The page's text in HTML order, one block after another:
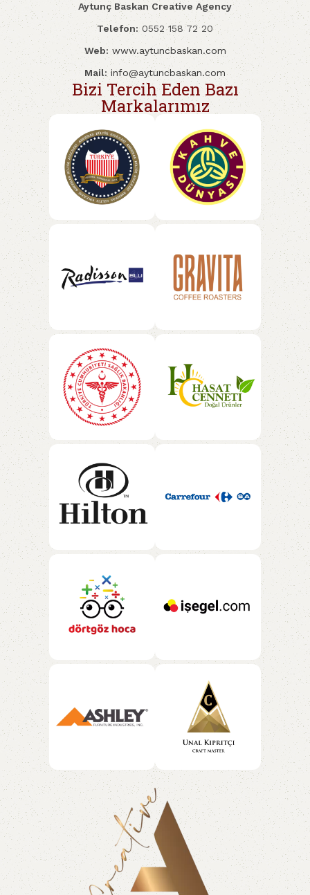
Aytunç Baskan Creative Agency
Telefon:0552 158 72 20
Web: www.aytuncbaskan.com
Mail: info@aytuncbaskan.com
Bizi Tercih Eden Bazı
Markalarımız